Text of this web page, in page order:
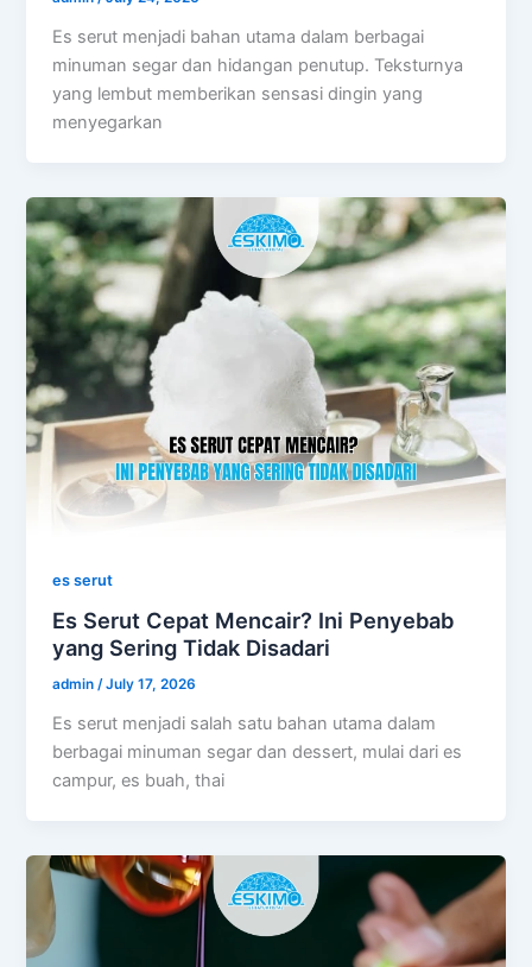
Es serut menjadi bahan utama dalam berbagai
minuman segar dan hidangan penutup. Teksturnya
yang lembut memberikan sensasi dingin yang
menyegarkan
es serut
Es Serut Cepat Mencair? Ini Penyebab
yang Sering Tidak Disadari
admin/July 17, 2026
Es serut menjadi salah satu bahan utama dalam
berbagai minuman segar dan dessert, mulai dari es
campur, es buah, thai